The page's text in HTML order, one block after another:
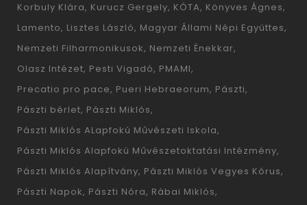
Korbuly Klára Kurucz Gergely KÓTA Könyves Ágnes
Lamento Lisztes László Magyar Állami Népi Együttes
Nemzeti Filharmonikusok Nemzeti Énekkar
Olasz Intézet Pesti Vigadó PMAMI
Precatio pro pace Pueri Hebraeorum Pászti
Pászti bérlet Pászti Miklós
Pászti Miklós ALapfokú Művészeti Iskola
Pászti Miklós Alapfokú Művészetoktatási Intézmény
Pászti Miklós Alapítvány Pászti Miklós Vegyes Kórus
Pászti Napok Pászti Nóra Rábai Miklós